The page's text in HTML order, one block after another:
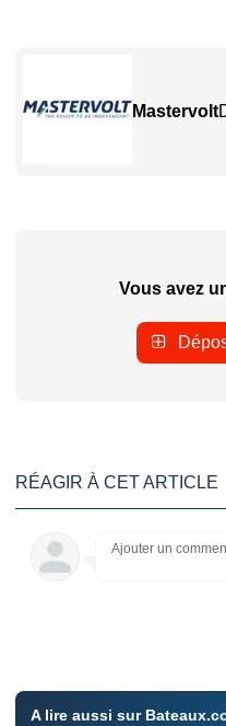
Mastervolt
Vous avez
RÉAGIR À CET ARTICLE
Ajouter un
A lire aussi sur